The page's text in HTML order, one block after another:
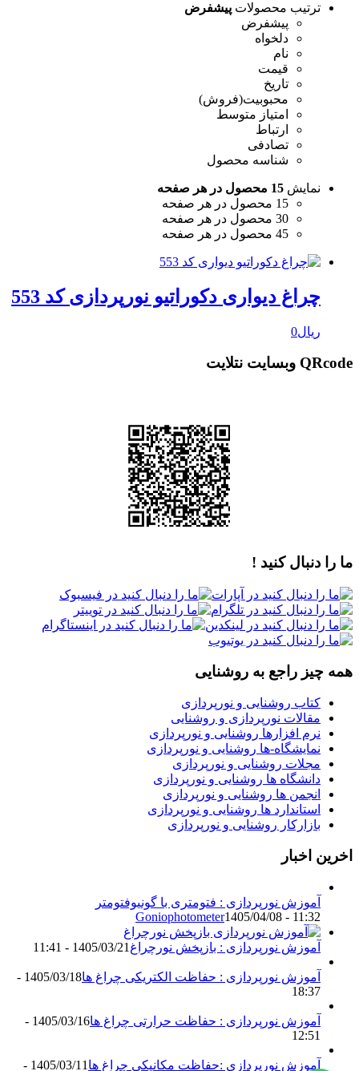
ترتیب محصولات پیشفرض
پیشفرض
دلخواه
نام
قیمت
تاریخ
محبوبیت(فروش)
امتیاز متوسط
ارتباط
تصادفی
شناسه محصول
نمایش 15 محصول در هر صفحه
15 محصول در هر صفحه
30 محصول در هر صفحه
45 محصول در هر صفحه
چراغ دیواری دکوراتیو نورپردازی کد 553
ریال0
QRcode وبسایت نتلایت
ما را دنبال کنید !
همه چیز راجع به روشنایی
کتاب روشنایی و نورپردازی
مقالات نورپردازی و روشنایی
نرم افزارها روشنایی و نورپردازی
نمایشگاه-ها روشنایی و نورپردازی
مجلات روشنایی و نورپردازی
دانشگاه ها روشنایی و نورپردازی
انجمن ها روشنایی و نورپردازی
استاندارد ها روشنایی و نورپردازی
بازارکار روشنایی و نورپردازی
اخرین اخبار
آموزش نورپردازی : فتومتری با گونیوفتومتر
Goniophotometer1405/04/08 - 11:32
آموزش نورپردازی : بازپخش نورچراغ 1405/03/21 - 11:41
آموزش نورپردازی : حفاظت الکتریکی چراغ ها
1405/03/18 -
18:37
آموزش نورپردازی : حفاظت حرارتی چراغ ها
1405/03/16 -
12:51
آموزش نورپردازی :حفاظت مکانیکی چراغ ها 1405/03/11 -